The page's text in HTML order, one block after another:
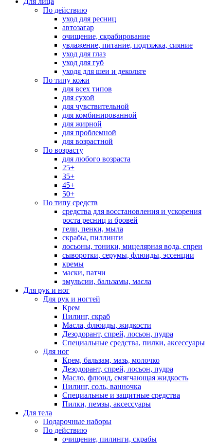
По действию
уход для ресниц
автозагар
очищение, скрабирование
увлажение, питание, подтяжка, сияние
уход для глаз
уход для губ
уходя для шеи и декольте
По типу кожи
для всех типов
для сухой
для чувствительной
для комбинированной
для жирной
для проблемной
для возрастной
По возрасту
для любого возраста
25+
35+
45+
50+
По типу средств
средства для восстановления и ускорения
роста ресниц и бровей
гели, пенки, мыла
скрабы, пиллинги
лосьоны, тоники, мицелярная вода, спреи
сыворотки, серумы, флюиды, эссенции
кремы
маски, патчи
эмульсии, бальзамы, масла
Для рук и ног
Для рук и ногтей
Крем
Пилинг, скраб
Масла, флюиды, жидкости
Дезодорант, спрей, лосьон, пудра
Специальные средства, пилки, аксессуары
Для ног
Крем, бальзам, мазь, молочко
Дезодорант, спрей, лосьон, пудра
Масло, флюид, смягчающая жидкость
Пилинг, соль, ванночка
Специальные и защитные средства
Пилки, пемзы, аксессуары
Для тела
Подарочные наборы
По действию
очищение, пилинги, скрабы